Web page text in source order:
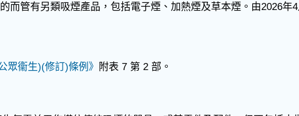
而管有另類吸煙產品，包括電子煙、加熱煙及草本煙。由2026
眾衞生)(修訂)條例》 附表 7 第 2 部。